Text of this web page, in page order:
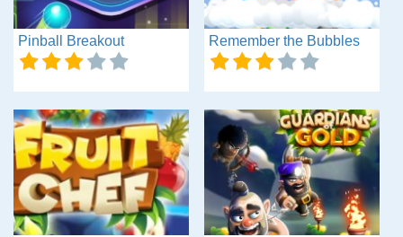
Pinball Breakout Remember the Bubbles